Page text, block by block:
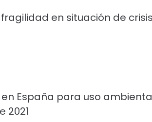
en situación de
España para uso
2021